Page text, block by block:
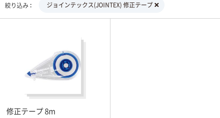
絞り込み ジョインテックス(JOINTEX) 修正テープ
修正テープ 8m